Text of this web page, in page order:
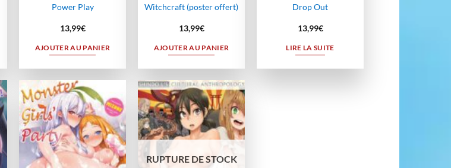
Power Play
13,99€
AJOUTER AU PANIER
Witchcraft (poster offert)
13,99€
AJOUTER AU PANIER
Drop Out
13,99€
LIRE LA SUITE
Ajouter
à la
wishlist
Ajouter
à la
wishlist
RUPTURE DE STOCK